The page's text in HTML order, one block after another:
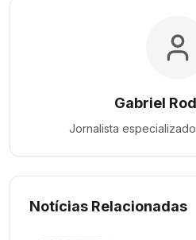
Gabriel
Jornalista
Notícias Relacionadas